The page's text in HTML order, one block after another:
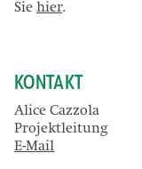
Sie hier.
KONTAKT
Alice Cazzola
Projektleitung
E-Mail